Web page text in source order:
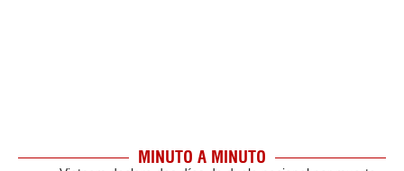
MINUTO A MINUTO